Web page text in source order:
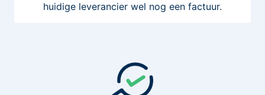
huidige leverancier wel nog een factuur.